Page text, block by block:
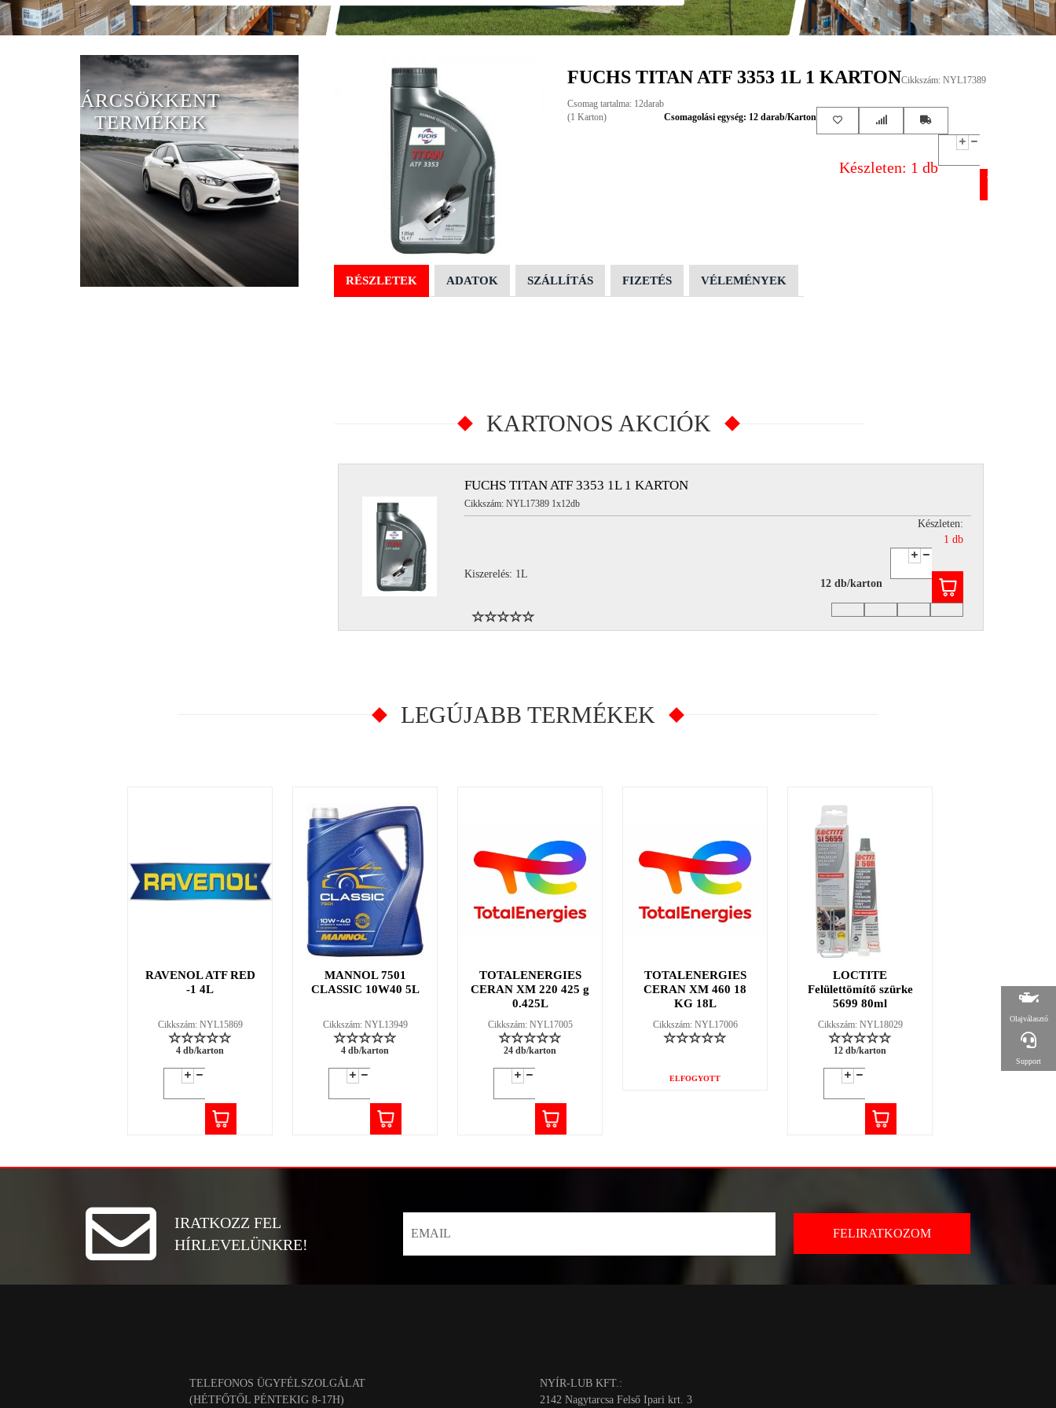
ÁRCSÖKKENT
TERMÉKEK
FUCHS TITAN ATF 3353 1L 1 KARTONCikkszám: NYL17389
Csomag tartalma: 12darab
(1 Karton)
Csomagolási egység: 12 darab/Karton
Készleten: 1 db
RÉSZLETEK ADATOK SZÁLLÍTÁS FIZETÉS VÉLEMÉNYEK
KARTONOS AKCIÓK
FUCHS TITAN ATF 3353 1L 1 KARTON
Cikkszám: NYL17389 1x12db
Kiszerelés: 1L
Készleten:
1 db
12 db/karton
LEGÚJABB TERMÉKEK
RAVENOL ATF RED
-1 4L
Cikkszám: NYL15869
4 db/karton
MANNOL 7501
CLASSIC 10W40 5L
Cikkszám: NYL13949
4 db/karton
TOTALENERGIES
CERAN XM 220 425 g
0.425L
Cikkszám: NYL17005
24 db/karton
TOTALENERGIES
CERAN XM 460 18
KG 18L
Cikkszám: NYL17006
ELFOGYOTT
LOCTITE
Felülettömítő szürke
5699 80ml
Cikkszám: NYL18029
12 db/karton
fűtőszáljavító
2g
Cikkszám:
12 db/karton
IRATKOZZ FEL
HÍRLEVELÜNKRE!
TELEFONOS ÜGYFÉLSZOLGÁLAT
(HÉTFŐTŐL PÉNTEKIG 8-17H)
NYÍR-LUB KFT.:
2142 Nagytarcsa Felső Ipari krt. 3
Olajválasztó
Support